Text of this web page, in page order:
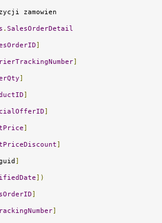
zamowien
. SalesOrderDetail
]
]
]
]
]
]
]
]
])
]
]